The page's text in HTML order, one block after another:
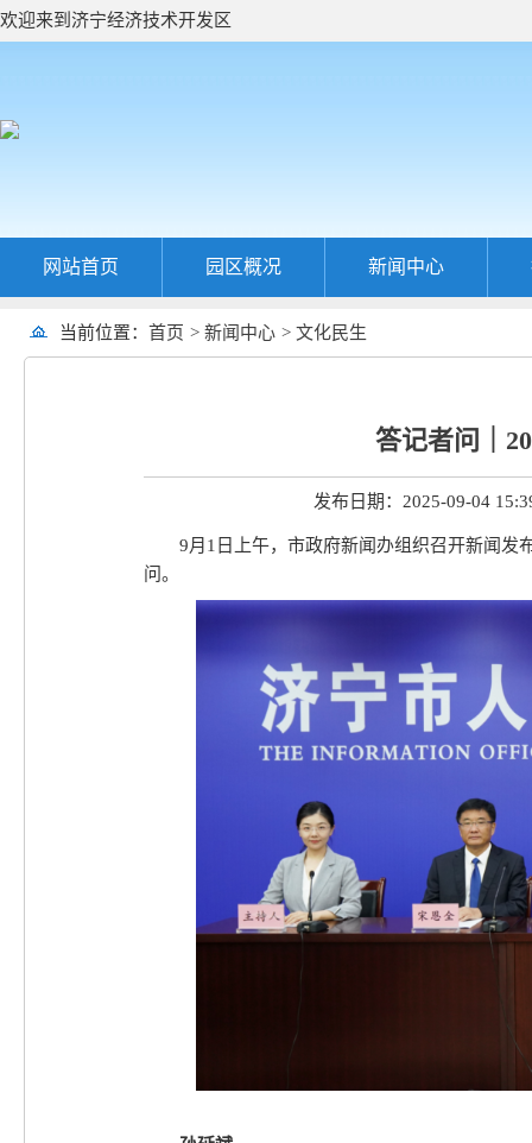
欢迎来到济宁经济技术开发区
网站首页 园区概况 新闻中心
当前位置： 首页 > 新闻中心 > 文化民生
答记者问｜
发布日期：2025-09-04
9月1日上午，市政府新闻办组织召开新闻发
问。